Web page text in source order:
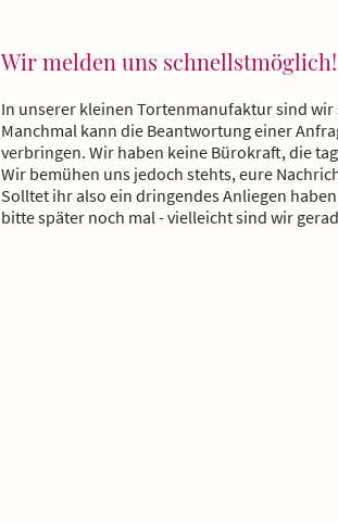
Wir melden uns
In unserer kleinen Tortenmanufaktur sind
Manchmal kann die Beantwortung einer
verbringen. Wir haben keine Bürokraft, die
Wir bemühen uns jedoch stehts, eure
Solltet ihr also ein dringendes Anliegen
bitte später noch mal - vielleicht sind wir